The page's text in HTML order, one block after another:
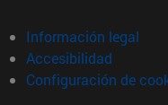
Información legal
Accesibilidad
Configuración de